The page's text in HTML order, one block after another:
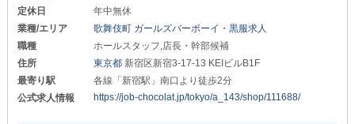
を贈呈中です。
※更に【正社員雇用】の方は
キャバクラでよくある
始発待ちの時間や交通費の負担がありません！
定休日
年中無休
業種/エリア
歌舞伎町 ガールズバーボーイ・黒服求人
職種
ホールスタッフ,店長・幹部候補
住所
東京都 新宿区新宿3-17-13 KEIビルB1F
最寄り駅
各線「新宿駅」南口より徒歩2分
公式求人情報
https://job-chocolat.jp/tokyo/a_143/shop/111688/